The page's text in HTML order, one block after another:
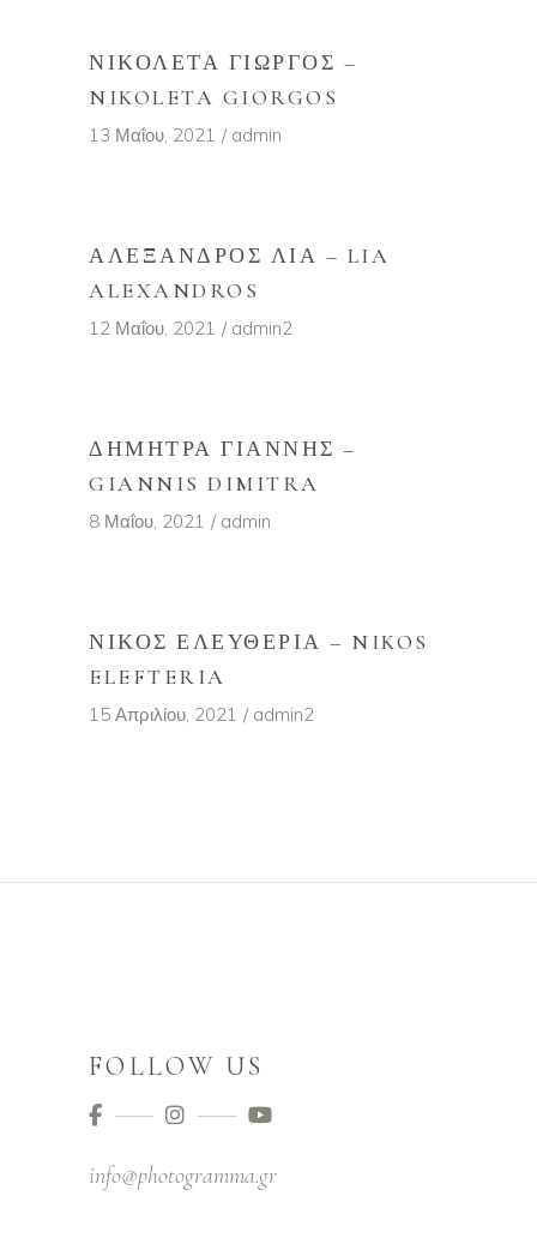
ΝΙΚΟΛΈΤΑ ΓΙΏΡΓΟΣ –
NIKOLETA GIORGOS
13 Μαΐου, 2021 admin
ΑΛΈΞΑΝΔΡΟΣ ΛΊΑ – LIA
ALEXANDROS
12 Μαΐου, 2021 admin2
ΔΉΜΗΤΡΑ ΓΙΆΝΝΗΣ –
GIANNIS DIMITRA
8 Μαΐου, 2021 admin
ΝΊΚΟΣ ΕΛΕΥΘΕΡΊΑ – NIKOS
ELEFTERIA
15 Απριλίου, 2021 admin2
FOLLOW US
info@photogramma.gr